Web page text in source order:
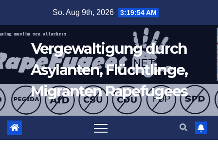
springen
So. Aug 9th, 2026 3:19:55 AM
Vergewaltigung durch
Asylanten, Flüchtlinge,
Migranten Rapefugees